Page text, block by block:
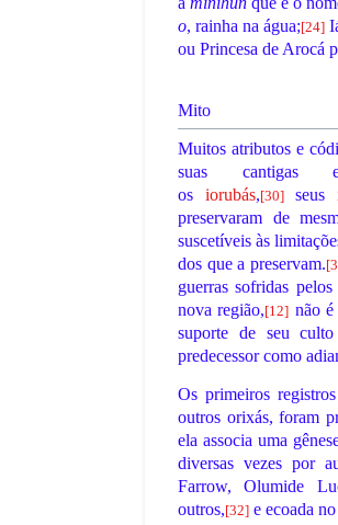
o, rainha na água;[24]
ou Princesa de Arocá
Mito
Muitos atributos e
suas
os iorubás,[30]seus
preservaram de
suscetíveis às
dos que a preservam.[
guerras sofridas
nova região,[12] não
suporte de seu
predecessor como
Os primeiros
outros orixás, foram
ela associa uma
diversas vezes por
Farrow, Olumide
outros,[32] e ecoada
,